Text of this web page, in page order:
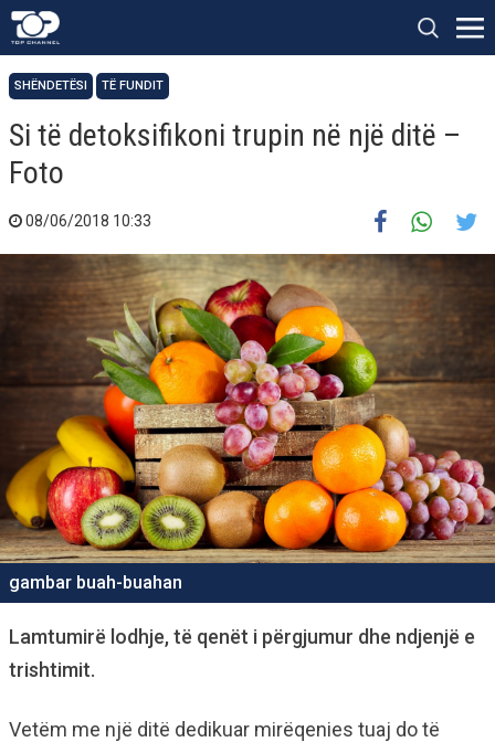
SHËNDETËSI TË FUNDIT
Si të detoksifikoni trupin në një ditë –
Foto
08/06/2018 10:33
gambar buah-buahan
Lamtumirë lodhje, të qenët i përgjumur dhe ndjenjë e
trishtimit.
Vetëm me një ditë dedikuar mirëqenies tuaj do të